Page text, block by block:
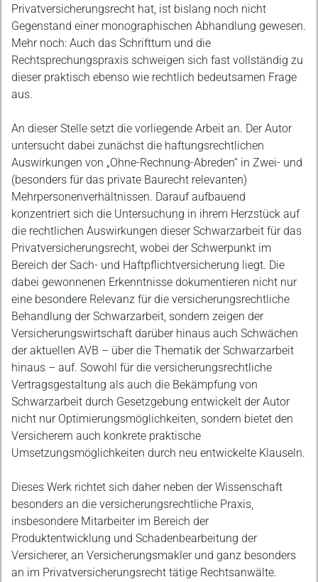
Privatversicherungsrecht hat, ist bislang noch nicht
Gegenstand einer monographischen Abhandlung gewesen.
Mehr noch: Auch das Schrifttum und die
Rechtsprechungspraxis schweigen sich fast vollständig zu
dieser praktisch ebenso wie rechtlich bedeutsamen Frage
aus.
An dieser Stelle setzt die vorliegende Arbeit an. Der Autor
untersucht dabei zunächst die haftungsrechtlichen
Auswirkungen von „Ohne-Rechnung-Abreden“ in Zwei- und
(besonders für das private Baurecht relevanten)
Mehrpersonenverhältnissen. Darauf aufbauend
konzentriert sich die Untersuchung in ihrem Herzstück auf
die rechtlichen Auswirkungen dieser Schwarzarbeit für das
Privatversicherungsrecht, wobei der Schwerpunkt im
Bereich der Sach- und Haftpflichtversicherung liegt. Die
dabei gewonnenen Erkenntnisse dokumentieren nicht nur
eine besondere Relevanz für die versicherungsrechtliche
Behandlung der Schwarzarbeit, sondern zeigen der
Versicherungswirtschaft darüber hinaus auch Schwächen
der aktuellen AVB – über die Thematik der Schwarzarbeit
hinaus – auf. Sowohl für die versicherungsrechtliche
Vertragsgestaltung als auch die Bekämpfung von
Schwarzarbeit durch Gesetzgebung entwickelt der Autor
nicht nur Optimierungsmöglichkeiten, sondern bietet den
Versicherern auch konkrete praktische
Umsetzungsmöglichkeiten durch neu entwickelte Klauseln.
Dieses Werk richtet sich daher neben der Wissenschaft
besonders an die versicherungsrechtliche Praxis,
insbesondere Mitarbeiter im Bereich der
Produktentwicklung und Schadenbearbeitung der
Versicherer, an Versicherungsmakler und ganz besonders
an im Privatversicherungsrecht tätige Rechtsanwälte.